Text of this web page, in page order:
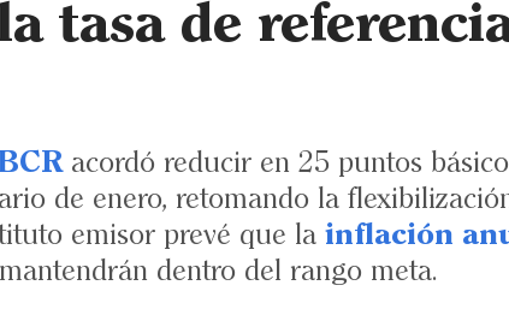
tasa de
acordó reducir en 25 puntos
de enero, retomando la
emisor prevé que la inflación
dentro del rango meta.